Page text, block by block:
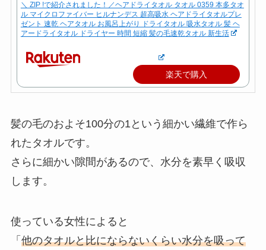
＼ ZIP !で紹介されました！／ヘアドライタオル タオル 0359 本多タオ
ル マイクロファイバー ヒルナンデス 超高吸水 ヘアドライタオルプレ
ゼント 速乾 ヘアタオル お風呂上がり ドライタオル 吸水タオル 髪 ヘ
アードライタオル ドライヤー 時間 短縮 髪の毛速乾タオル 新生活
楽天で購入
髪の毛のおよそ100分の1という細かい繊維で作ら
れたタオルです。
さらに細かい隙間があるので、水分を素早く吸収
します。
使っている女性によると
「 他のタオルと比にならないくらい水分を吸って